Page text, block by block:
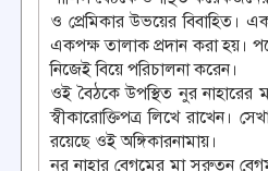
ও প্রেমিকার উভয়ের বিবাহিত।
একপক্ষ তালাক প্রদান করা হয়।
নিজেই বিয়ে পরিচালনা করেন।
ওই বৈঠকে উপস্থিত নুর নাহারের
স্বীকারোক্তিপত্র লিখে রাখেন।
রয়েছে ওই অঙ্গিকারনামায়।
নুর নাহার বেগমের মা সুরুতন